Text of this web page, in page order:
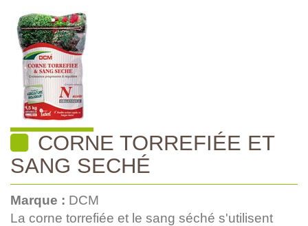
CORNE TORREFIÉE ET
SANG SECHÉ
Marque : DCM
La corne torrefiée et le sang séché s'utilisent